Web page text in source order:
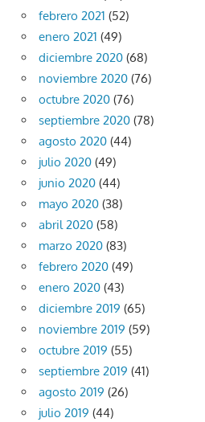
febrero 2021 (52)
enero 2021 (49)
diciembre 2020 (68)
noviembre 2020 (76)
octubre 2020 (76)
septiembre 2020 (78)
agosto 2020 (44)
julio 2020 (49)
junio 2020 (44)
mayo 2020 (38)
abril 2020 (58)
marzo 2020 (83)
febrero 2020 (49)
enero 2020 (43)
diciembre 2019 (65)
noviembre 2019 (59)
octubre 2019 (55)
septiembre 2019 (41)
agosto 2019 (26)
julio 2019 (44)